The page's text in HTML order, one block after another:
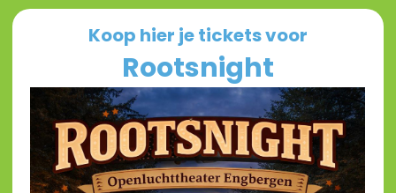
Koop hier je tickets voor
Rootsnight